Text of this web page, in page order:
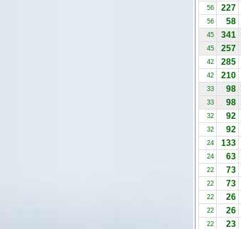
56 227
56 58
45 341
45 257
42 285
42 210
33 98
33 98
32 92
32 92
24 133
24 63
22 73
22 73
22 26
22 26
22 23